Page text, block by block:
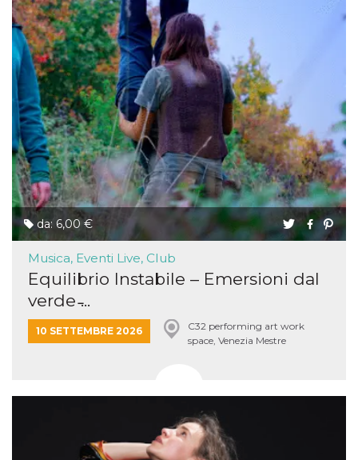
da: 6,00 €
Musica, Eventi Live, Club
Equilibrio Instabile – Emersioni dal
verde ̵...
10 SETTEMBRE 2026
C32 performing art work
space, Venezia Mestre